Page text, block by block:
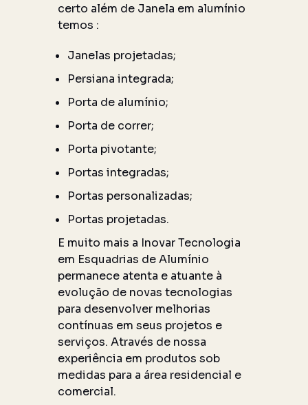
certo além de Janela em alumínio
temos :
Janelas projetadas;
Persiana integrada;
Porta de alumínio;
Porta de correr;
Porta pivotante;
Portas integradas;
Portas personalizadas;
Portas projetadas.
E muito mais a Inovar Tecnologia
em Esquadrias de Alumínio
permanece atenta e atuante à
evolução de novas tecnologias
para desenvolver melhorias
contínuas em seus projetos e
serviços. Através de nossa
experiência em produtos sob
medidas para a área residencial e
comercial.